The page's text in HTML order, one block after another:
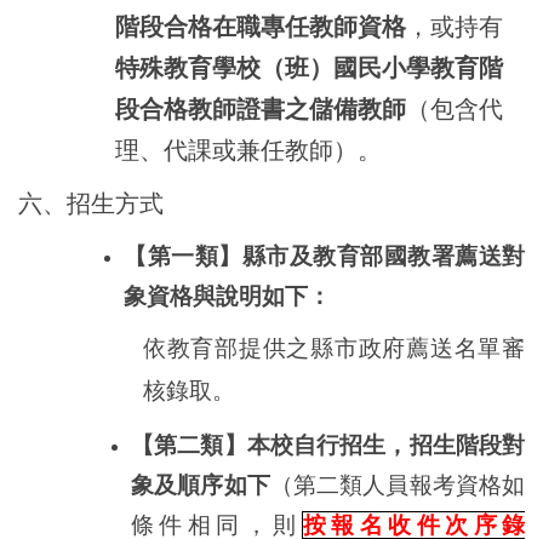
階段合格在職專任教師資格 ，或持有
特殊教育學校（班）國民小學教育階
段合格教師證書之儲備教師 （包含代
理、代課或兼任教師）。
六、招生方式
【第一類】縣市及教育部國教署薦送對
象資格與說明如下：
依教育部提供之縣市政府薦送名單審
核錄取。
【第二類】本校自行招生，招生階段對
象及順序如下（第二類人員報考資格如
條件相同，則 按報名收件次序錄